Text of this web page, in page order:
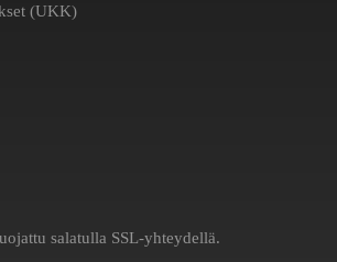
(UKK)
salatulla SSL-yhteydellä.